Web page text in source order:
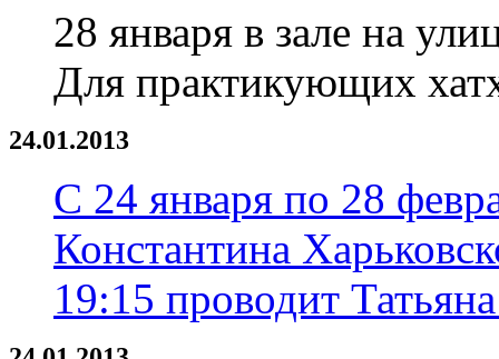
28 января в зале на
Для практикующих
24.01.2013
С 24 января по 28
Константина
19:15 проводит